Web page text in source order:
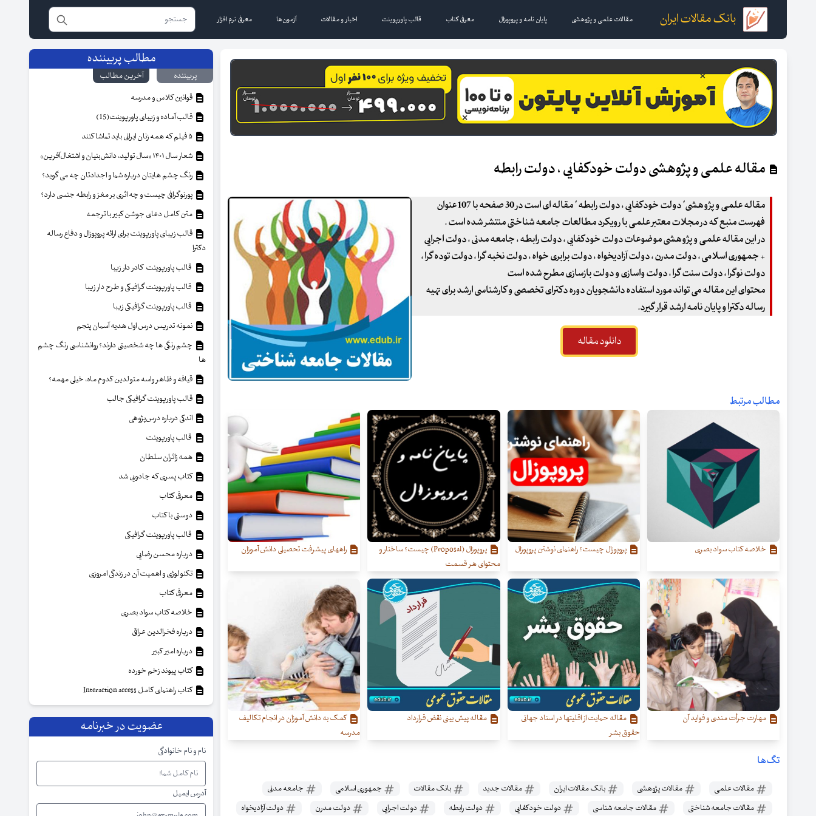
بانک مقالات ایران مقالات علمی و پژوهشی پایان نامه و پروپوزال معرفی کتاب قالب پاورپوینت اخبار و مقالات آزمون‌ها معرفی نرم افزار
مقاله علمی و پژوهشی دولت خودکفایی ، دولت رابطه
مقاله علمی و پژوهشی" دولت خودکفایی ، دولت رابطه " مقاله ای است در 30 صفحه با 107 عنوان
فهرست منبع که در مجلات معتبر علمی با رویکرد مطالعات جامعه شناختی منتشر شده است.
در این مقاله علمی و پژوهشی موضوعات دولت خودکفایی ، دولت رابطه ، جامعه مدنی ، دولت اجرایی
+ جمهوری اسلامی ، دولت مدرن ، دولت آزادیخواه ، دولت برابری خواه ، دولت نخبه گرا ، دولت توده گرا ،
دولت نوگرا ، دولت سنت گرا ، دولت واسازی و دولت بازسازی مطرح شده است
محتوای این مقاله می تواند مورد استفاده دانشجویان دوره دکترای تخصصی و کارشناسی ارشد برای تهیه
رساله دکترا و پایان نامه ارشد قرار گیرد.
دانلود مقاله
مطالب مرتبط
خلاصه کتاب سواد بصری پروپوزال چیست؟ راهنمای نوشتن پروپوزال
پروپوزال (Proposal) چیست؟ ساختار و
محتوای هر قسمت
راههای پیشرفت تحصیلی دانش آموزان
مهارت جرأت مندی و فواید آن
مقاله حمایت از اقلیتها در اسناد جهانی
حقوق بشر
مقاله پیش‌ بینی نقض قرارداد
کمک به دانش آموزان در انجام تکالیف
مدرسه
تگ‌ها
مقالات علمی مقالات پژوهشی بانک مقالات ایران مقالات جدید بانک مقالات جمهوری اسلامی
جامعه مدنی
مقالات جامعه شناختی
مقالات جامعه شناسی دولت خودکفایی دولت رابطه دولت اجرایی دولت مدرن دولت آزادیخواه
مطالب پربیننده
پربیننده
آخرین مطالب
قوانین کلاس و مدرسه
قالب آماده و زیبای پاورپوینت(15)
شعار سال ۱۴۰۱ «سال تولید، دانش‌بنیان و اشتغال‌آفرین»
رنگ چشم هایتان درباره شما و اجدادتان چه می گوید؟
پورنوگرافی چیست و چه اثری بر مغز و رابطه جنسی دارد؟
متن کامل دعای جوشن کبیر با ترجمه
قالب زیبای پاورپوینت برای ارائه پروپوزال و دفاع رساله
دکترا
قالب پاورپوینت کادر دار زیبا
قالب پاورپوینت گرافیکی و طرح دار زیبا
قالب پاورپوینت گرافیکی زیبا
نمونه تدریس درس اول هدیه آسمان پنجم
چشم رنگی ها چه شخصیتی دارند؟ روانشناسی رنگ چشم
ها
قیافه و ظاهر واسه متولدین کدوم ماه، خیلی مهمه؟
قالب پاورپوینت گرافیکی جالب
اندکی درباره درس‌پژوهی
قالب پاورپوینت
همه زائران سلطان
کتاب پسری که جادویی شد
معرفی کتاب
دوستی با کتاب
قالب پاورپوینت گرافیکی
درباره محسن رضایی
تکنولوژی و اهمیت آن در زندگی امروزی
معرفی کتاب
خلاصه کتاب سواد بصری
درباره فخرالدین عراقی
درباره امیر کبیر
کتاب پیوند زخم خورده
کتاب راهنمای کامل Interaction access
عضویت در خبرنامه
نام و نام خانوادگی
آدرس ایمیل